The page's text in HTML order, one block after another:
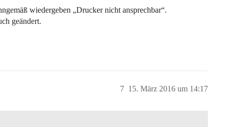
wiedergeben „Drucker nicht ansprechbar“.
geändert.
15. März 2016 um 14:17
7